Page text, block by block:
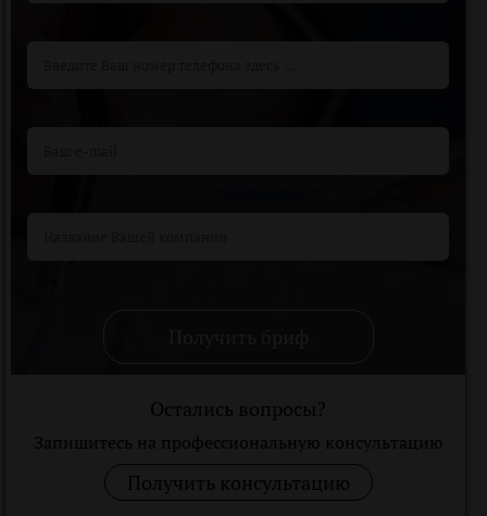
Остались вопросы?
Запишитесь на профессиональную консультацию
Получить консультацию